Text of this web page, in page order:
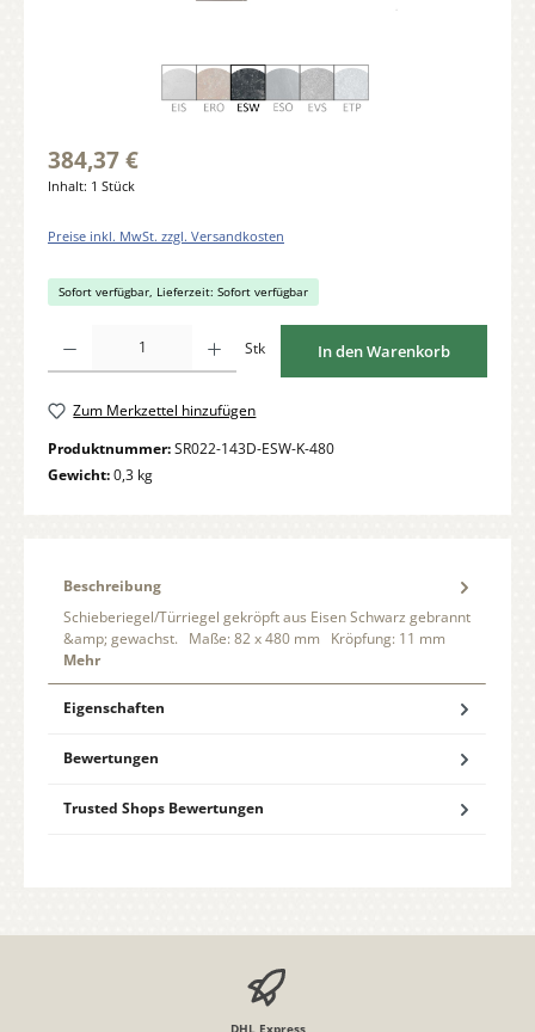
384,37 €
Inhalt: 1 Stück
Preise inkl. MwSt. zzgl. Versandkosten
Sofort verfügbar, Lieferzeit: Sofort verfügbar
Stk In den Warenkorb
Zum Merkzettel hinzufügen
Produktnummer:SR022-143D-ESW-K-480
Gewicht:0,3 kg
Beschreibung
Schieberiegel/Türriegel gekröpft aus Eisen Schwarz gebrannt
&amp; gewachst. Maße: 82 x 480 mm Kröpfung: 11 mm
Mehr
Eigenschaften
Bewertungen
Trusted Shops Bewertungen
DHL Express